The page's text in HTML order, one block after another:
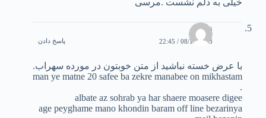
خيلی به دلم نشست .مرسی
زاهد
08/12/2003 / 22:45 پاسخ دادن
با عرض خسته نباشيد از متن خوبتون در مورده سهراب.
man ye matne 20 safee ba zekre manabee on mikhastam
.
albate az sohrab ya har shaere moasere digee
age peyghame mano khondin baram off line bezarinya